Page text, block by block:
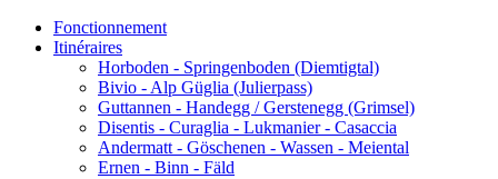
Fonctionnement
Itinéraires
Horboden - Springenboden (Diemtigtal)
Bivio - Alp Güglia (Julierpass)
Guttannen - Handegg / Gerstenegg (Grimsel)
Disentis - Curaglia - Lukmanier - Casaccia
Andermatt - Göschenen - Wassen - Meiental
Ernen - Binn - Fäld